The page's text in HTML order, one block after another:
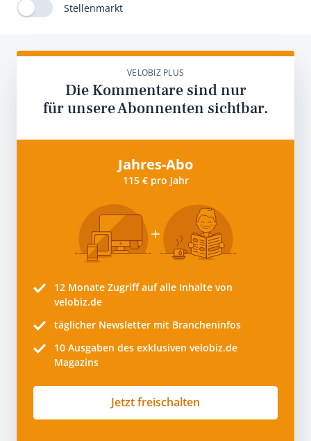
Stellenmarkt
VELOBIZ PLUS
Die Kommentare sind nur
für unsere Abonnenten sichtbar.
Jahres-Abo
115 € pro Jahr
12 Monate Zugriff auf alle Inhalte von
velobiz.de
täglicher Newsletter mit Brancheninfos
10 Ausgaben des exklusiven velobiz.de
Magazins
Jetzt freischalten